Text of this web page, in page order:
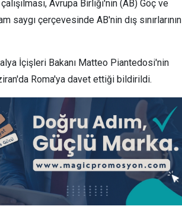
Avrupa Birliği'nin (AB) Göç ve
saygı çerçevesinde AB'nin dış sınırlarının
İçişleri Bakanı Matteo Piantedosi'nin
Roma'ya davet ettiği bildirildi.